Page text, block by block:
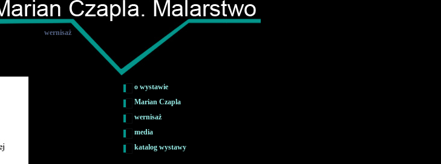
wernisaż
o wystawie
Marian Czapla
wernisaż
media
katalog wystawy